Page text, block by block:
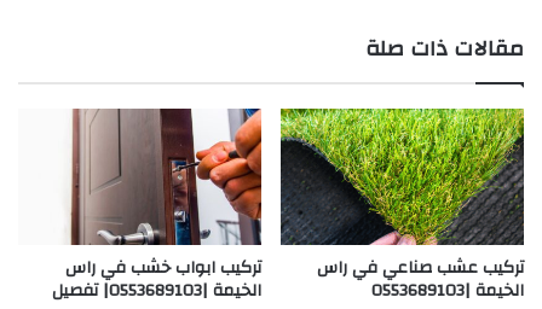
مقالات ذات صلة
تركيب عشب صناعي في راس
الخيمة |0553689103
تركيب ابواب خشب في راس
الخيمة |0553689103| تفصيل